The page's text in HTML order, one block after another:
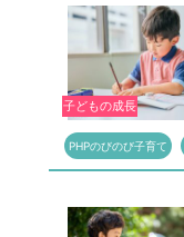
子どもの成長
PHPのびのび子育て